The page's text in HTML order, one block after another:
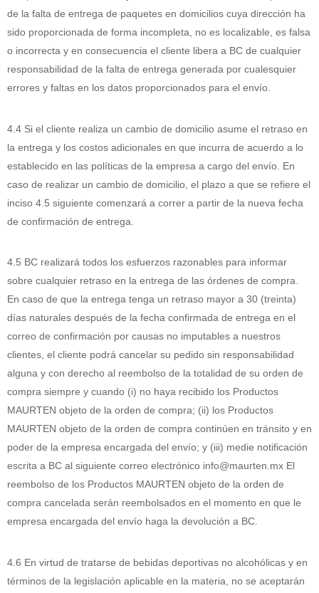
de la falta de entrega de paquetes en domicilios cuya dirección ha
sido proporcionada de forma incompleta, no es localizable, es falsa
o incorrecta y en consecuencia el cliente libera a BC de cualquier
responsabilidad de la falta de entrega generada por cualesquier
errores y faltas en los datos proporcionados para el envío.
4.4 Si el cliente realiza un cambio de domicilio asume el retraso en
la entrega y los costos adicionales en que incurra de acuerdo a lo
establecido en las políticas de la empresa a cargo del envío. En
caso de realizar un cambio de domicilio, el plazo a que se refiere el
inciso 4.5 siguiente comenzará a correr a partir de la nueva fecha
de confirmación de entrega.
4.5 BC realizará todos los esfuerzos razonables para informar
sobre cualquier retraso en la entrega de las órdenes de compra.
En caso de que la entrega tenga un retraso mayor a 30 (treinta)
días naturales después de la fecha confirmada de entrega en el
correo de confirmación por causas no imputables a nuestros
clientes, el cliente podrá cancelar su pedido sin responsabilidad
alguna y con derecho al reembolso de la totalidad de su orden de
compra siempre y cuando (i) no haya recibido los Productos
MAURTEN objeto de la orden de compra; (ii) los Productos
MAURTEN objeto de la orden de compra continúen en tránsito y en
poder de la empresa encargada del envío; y (iii) medie notificación
escrita a BC al siguiente correo electrónico info@maurten.mx El
reembolso de los Productos MAURTEN objeto de la orden de
compra cancelada serán reembolsados en el momento en que le
empresa encargada del envío haga la devolución a BC.
4.6 En virtud de tratarse de bebidas deportivas no alcohólicas y en
términos de la legislación aplicable en la materia, no se aceptarán